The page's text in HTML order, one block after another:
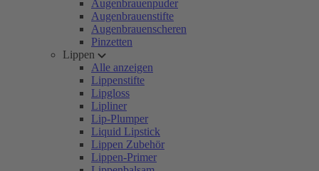
Augenbrauenpuder
Augenbrauenstifte
Augenbrauenscheren
Pinzetten
Lippen
Alle anzeigen
Lippenstifte
Lipgloss
Lipliner
Lip-Plumper
Liquid Lipstick
Lippen Zubehör
Lippen-Primer